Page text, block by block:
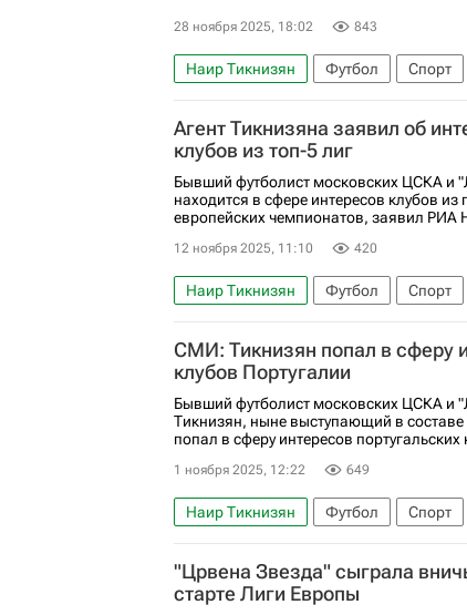
28 ноября 2025, 18:02 843
Наир Тикнизян Футбол Спорт
РПЛ 2026-2027 (Чемпионат России по
Агент Тикнизяна заявил об
клубов из топ-5 лиг
Бывший футболист московских ЦСКА и
находится в сфере интересов клубов из
европейских чемпионатов, заявил РИА
12 ноября 2025, 11:10 420
Наир Тикнизян Футбол Спорт
СМИ: Тикнизян попал в сферу
клубов Португалии
Бывший футболист московских ЦСКА и
Тикнизян, ныне выступающий в
попал в сферу интересов португальских
1 ноября 2025, 12:22 649
Наир Тикнизян Футбол Спорт
Бенфика
"Црвена Звезда" сыграла
старте Лиги Европы